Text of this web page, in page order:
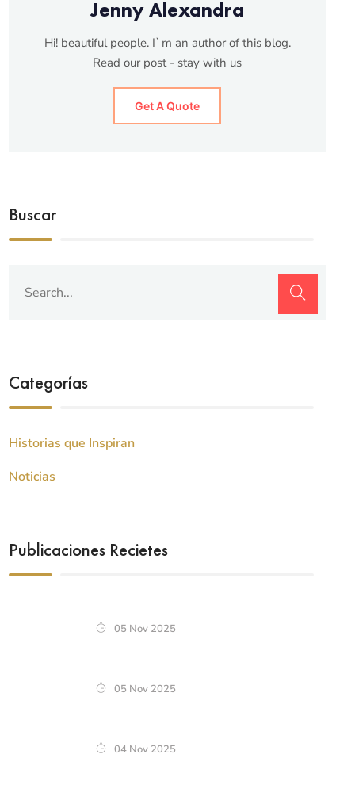
Jenny Alexandra
Hi! beautiful people. I`m an author of this blog.
Read our post - stay with us
Get A Quote
Buscar
Categorías
Historias que Inspiran
Noticias
Publicaciones Recietes
05 Nov 2025
05 Nov 2025
04 Nov 2025